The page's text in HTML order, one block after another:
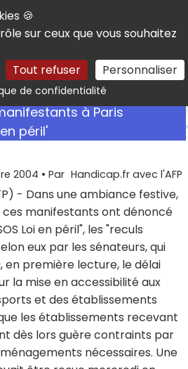
cookies
🍪
sur ceux que vous souhaitez
Tout refuser Personnaliser
de confidentialitéRechercher
à Paris
péril'
2004 • Par Handicap.fr avec l'AFP
- Dans une ambiance festive,
ces manifestants ont dénoncé
Loi en péril", les "reculs
eux par les sénateurs, qui
en première lecture, le délai
la mise en accessibilité aux
et des établissements
les établissements recevant
dès lors guère contraints par
nécessaires. Une